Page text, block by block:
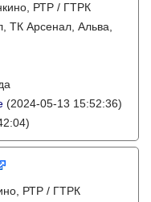
РТР / ГТРК
ТК Арсенал, Альва,
(2024-05-13 15:52:36)
РТР / ГТРК